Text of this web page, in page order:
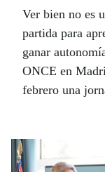
Ver bien no es
partida para
ganar
ONCE en
febrero una
iniciativa
Visión